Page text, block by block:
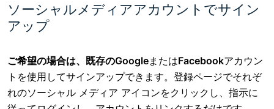
ソーシャルメディアアカウントでサイン
アップ
ご希望の場合は、既存のGoogleまたはFacebookアカウン
トを使用してサインアップできます。登録ページでそれぞ
れのソーシャル メディア アイコンをクリックし、指示に